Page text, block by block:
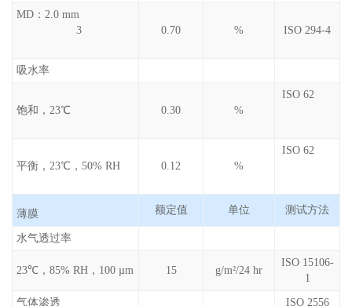
MD：2.0 mm
3
0.70 % ISO 294-4
吸水率
饱和，23℃ 0.30 %
ISO 62
平衡，23℃，50% RH 0.12 %
ISO 62
薄膜 额定值 单位 测试方法
水气透过率
23℃，85% RH，100 µm 15 g/m²/24 hr
ISO 15106-
1
气体渗透 ISO 2556